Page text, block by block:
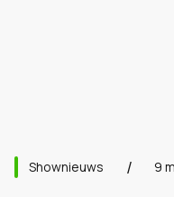
Shownieuws 9